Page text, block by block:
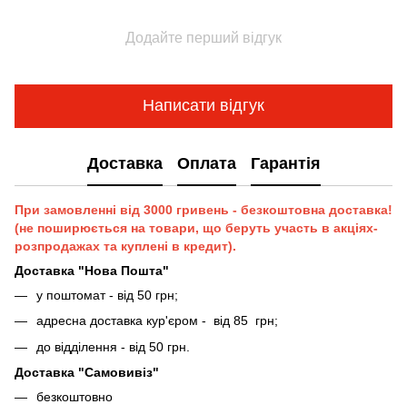
Додайте перший відгук
Написати відгук
Доставка Оплата Гарантія
При замовленні від 3000 гривень - безкоштовна доставка!
(не поширюється на товари, що беруть участь в акціях-
розпродажах та куплені в кредит).
Доставка "Нова Пошта"
у поштомат - від 50 грн;
адресна доставка кур'єром - від 85 грн;
до відділення - від 50 грн.
Доставка "Самовивіз"
безкоштовно